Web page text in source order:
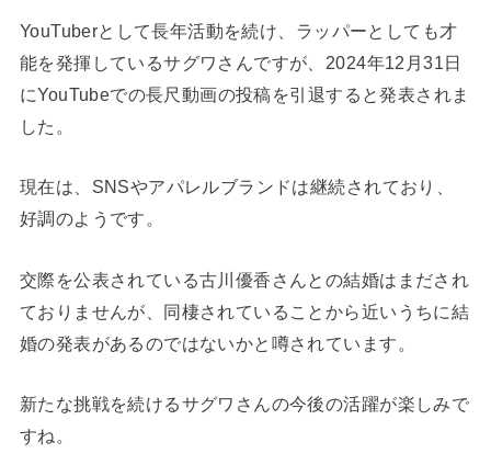
YouTuberとして長年活動を続け、ラッパーとしても才
能を発揮しているサグワさんですが、2024年12月31日
にYouTubeでの長尺動画の投稿を引退すると発表されま
した。
現在は、SNSやアパレルブランドは継続されており、
好調のようです。
交際を公表されている古川優香さんとの結婚はまだされ
ておりませんが、同棲されていることから近いうちに結
婚の発表があるのではないかと噂されています。
新たな挑戦を続けるサグワさんの今後の活躍が楽しみで
すね。